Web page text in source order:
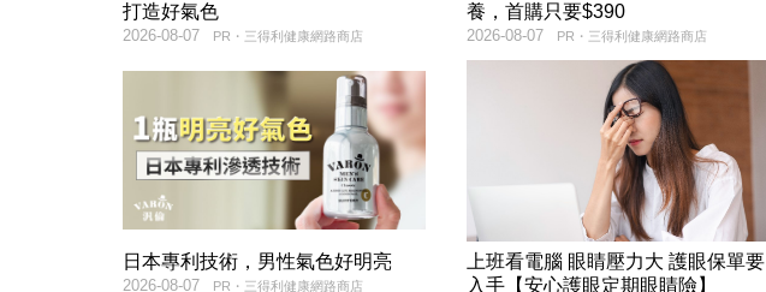
打造好氣色
PR・三得利健康網路商店
2026-08-07
養，首購只要$390
PR・三得利健康網路商店
2026-08-07
日本專利技術，男性氣色好明亮
PR・三得利健康網路商店
2026-08-07
上班看電腦 眼睛壓力大 護眼保單要
入手【安心護眼定期眼睛險】